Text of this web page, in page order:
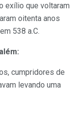
exílio que voltaram
oitenta anos
538 a.C.
cumpridores de
levando uma